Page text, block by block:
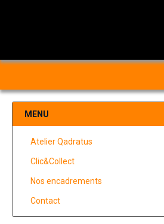
MENU
Atelier Qadratus
Clic&Collect
Nos encadrements
Contact